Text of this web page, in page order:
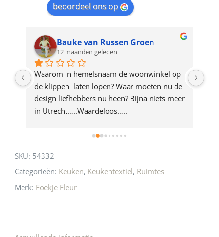
product
beoordeel ons op
Bauke van Russen Groen
12 maanden geleden
Waarom in hemelsnaam de woonwinkel op
de klippen  laten lopen? Waar moeten nu de
design liefhebbers nu heen? Bijna niets meer
in Utrecht…..Waardeloos…..
SKU: 54332
Categorieën: Keuken, Keukentextiel, Ruimtes
Merk: Foekje Fleur